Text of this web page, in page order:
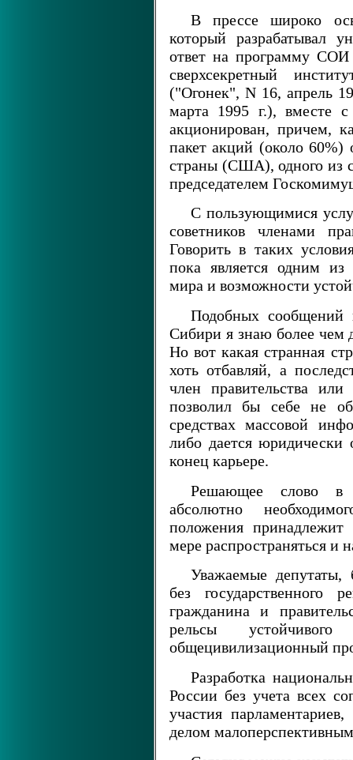
В прессе широко
который разрабатывал
ответ на программу
сверхсекретный
("Огонек", N 16, апрель
марта 1995 г.), вместе
акционирован, причем,
пакет акций (около 60%)
страны (США), одного из
председателем
С пользующимися
советников членами
Говорить в таких
пока является одним из
мира и возможности
Подобных сообщений
Сибири я знаю более чем
Но вот какая странная
хоть отбавляй, а
член правительства
позволил бы себе не
средствах массовой
либо дается юридически
конец карьере.
Решающее слово в
абсолютно
положения
мере распространяться и
Уважаемые депутаты,
без государственного
гражданина и
рельсы
общецивилизационный
Разработка
России без учета всех
участия
делом